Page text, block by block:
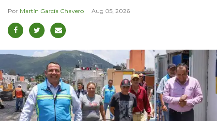
Martín García Chavero Aug 05, 2026